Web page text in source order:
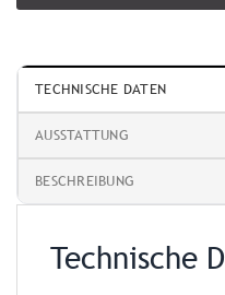
TECHNISCHE DATEN
AUSSTATTUNG
BESCHREIBUNG
Technische